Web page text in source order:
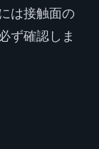
は接触面の
ず確認しま